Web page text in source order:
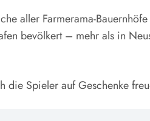
aller Farmerama-
bevölkert – mehr als in
Spieler auf Geschenke